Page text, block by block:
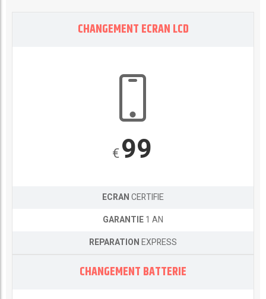
CHANGEMENT ECRAN LCD
€99
ECRANCERTIFIE
GARANTIE1 AN
REPARATIONEXPRESS
CHANGEMENT BATTERIE